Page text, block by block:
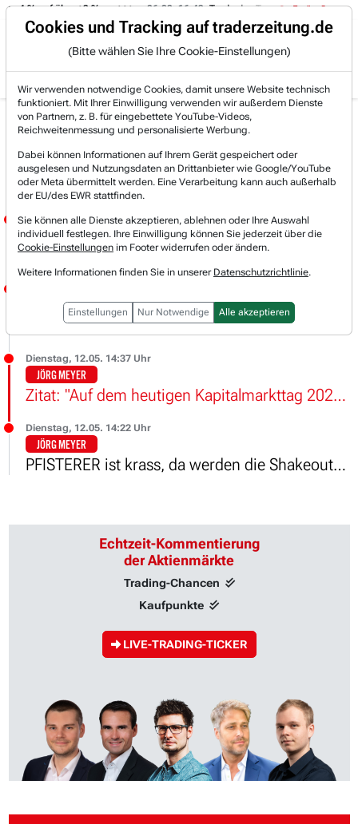
Trading-Room
-4 % auf über +3 %. 06.08. 16:49 Trade des Tages 06.08.
Gratis Account Login
Live-Trading-
Research
Dienstag, 12.05. 15:19 Uhr
JÖRG MEYER
JÖRG MEYER
Dienstag, 12.05. 14:37 Uhr
JÖRG MEYER
Zitat: "Auf dem heutigen Kapitalmarkttag 2026 hat die Scout24-Gruppe die nächste Phase ihrer Wachstumsstrategie vorgestellt.
Dienstag, 12.05. 14:22 Uhr
JÖRG MEYER
PFISTERER ist krass, da werden die Shakeouts auch sofort akkumuliert.
Echtzeit-Kommentierung
der Aktienmärkte
Trading-Chancen
Kaufpunkte
LIVE-TRADING-TICKER
Cookies und Tracking auf traderzeitung.de
(Bitte wählen Sie Ihre Cookie-Einstellungen)
Wir verwenden notwendige Cookies, damit unsere Website technisch
funktioniert. Mit Ihrer Einwilligung verwenden wir außerdem Dienste
von Partnern, z. B. für eingebettete YouTube-Videos,
Reichweitenmessung und personalisierte Werbung.
Dabei können Informationen auf Ihrem Gerät gespeichert oder
ausgelesen und Nutzungsdaten an Drittanbieter wie Google/YouTube
oder Meta übermittelt werden. Eine Verarbeitung kann auch außerhalb
der EU/des EWR stattfinden.
Sie können alle Dienste akzeptieren, ablehnen oder Ihre Auswahl
individuell festlegen. Ihre Einwilligung können Sie jederzeit über die
Cookie-Einstellungen im Footer widerrufen oder ändern.
Weitere Informationen finden Sie in unserer Datenschutzrichtlinie.
Einstellungen Nur Notwendige Alle akzeptieren